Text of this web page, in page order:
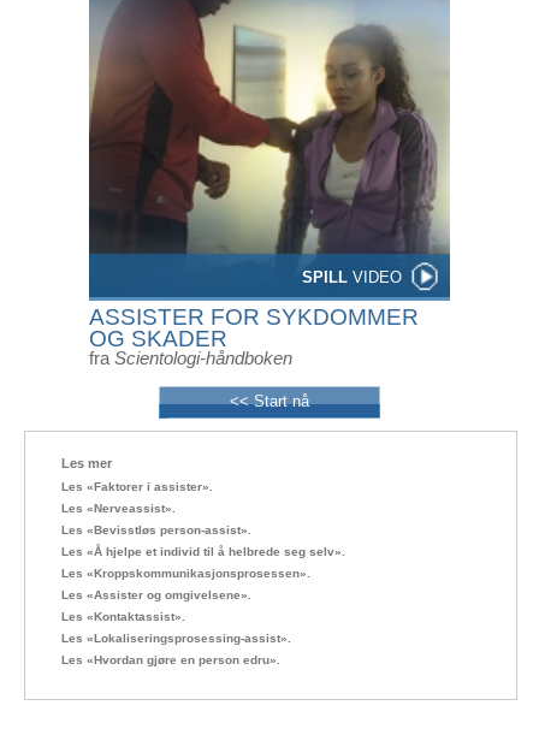
SPILL VIDEO
ASSISTER FOR SYKDOMMER
OG SKADER
fra Scientologi-håndboken
<< Start nå
Les mer
Les «Faktorer i assister».
Les «Nerveassist».
Les «Bevisstløs person-assist».
Les «Å hjelpe et individ til å helbrede seg selv».
Les «Kroppskommunikasjonsprosessen».
Les «Assister og omgivelsene».
Les «Kontaktassist».
Les «Lokaliseringsprosessing-assist».
Les «Hvordan gjøre en person edru».